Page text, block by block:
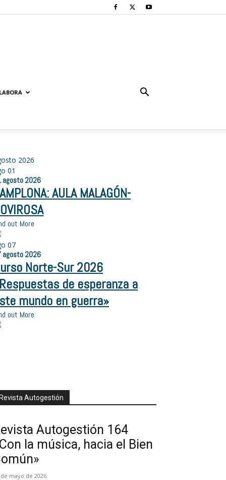
2026
01
agosto 2026
AULA MALAGÓN-
out More
07
agosto 2026
Norte-Sur 2026
de esperanza a
mundo en guerra»
out More
Revista Autogestión
Autogestión 164
la música, hacia el Bien
mayo de 2026